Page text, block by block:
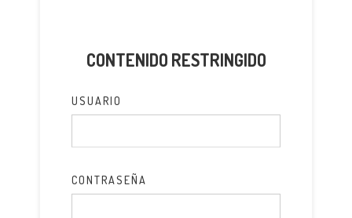
CONTENIDO RESTRINGIDO
USUARIO
CONTRASEÑA